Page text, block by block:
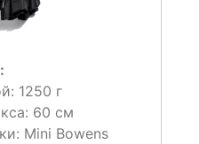
1250 г
60 см
Mini Bowens